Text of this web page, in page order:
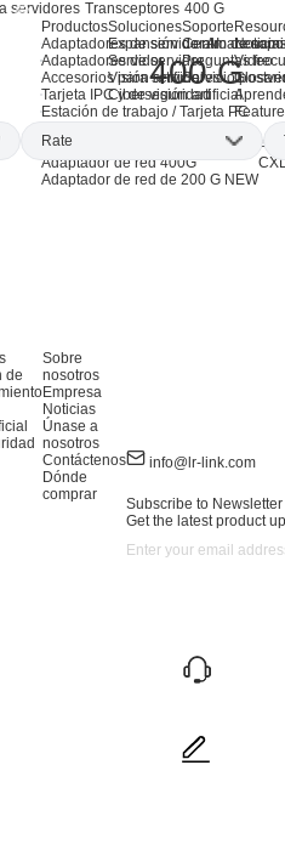
Productos
Adaptadores de servidor AI
Adaptadores de servidor
Accesorios para servidores
Tarjeta IPC y de visión artificial
Estación de trabajo / Tarjeta PC
Adaptadores de red AI
Adaptador de red 400G
Adaptador de red de 200 G NEW
Soluciones
Expansión de
Servidor
Visión artificial
Ciberseguridad
Soporte
Centro de
Preguntas
Servicio
Video
servidores Transceptores 400 G
400 G
Rate
de
Sobre
nosotros
Empresa
Noticias
Únase a
nosotros
Contáctenos
Dónde
comprar
info@lr-link.com
Subscribe to Newsletter
Get the latest product